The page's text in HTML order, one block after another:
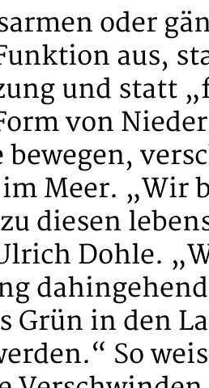
oder
aus,
und statt
von
im Meer. „Wir
diesen
Dohle.
Grün in den
So